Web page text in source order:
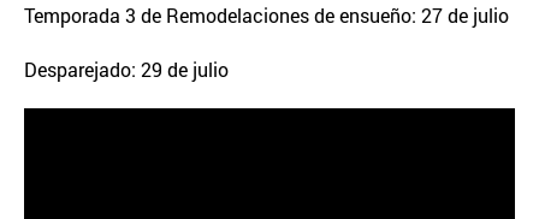
Temporada 3 de Remodelaciones de ensueño: 27 de julio
Desparejado: 29 de julio